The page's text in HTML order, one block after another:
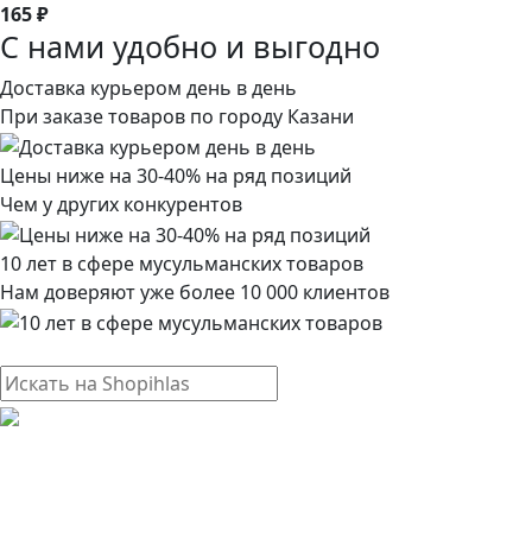
165 ₽
С нами удобно и выгодно
Доставка курьером день в день
При заказе товаров по городу Казани
Цены ниже на 30-40% на ряд позиций
Чем у других конкурентов
10 лет в сфере мусульманских товаров
Нам доверяют уже более 10 000 клиентов